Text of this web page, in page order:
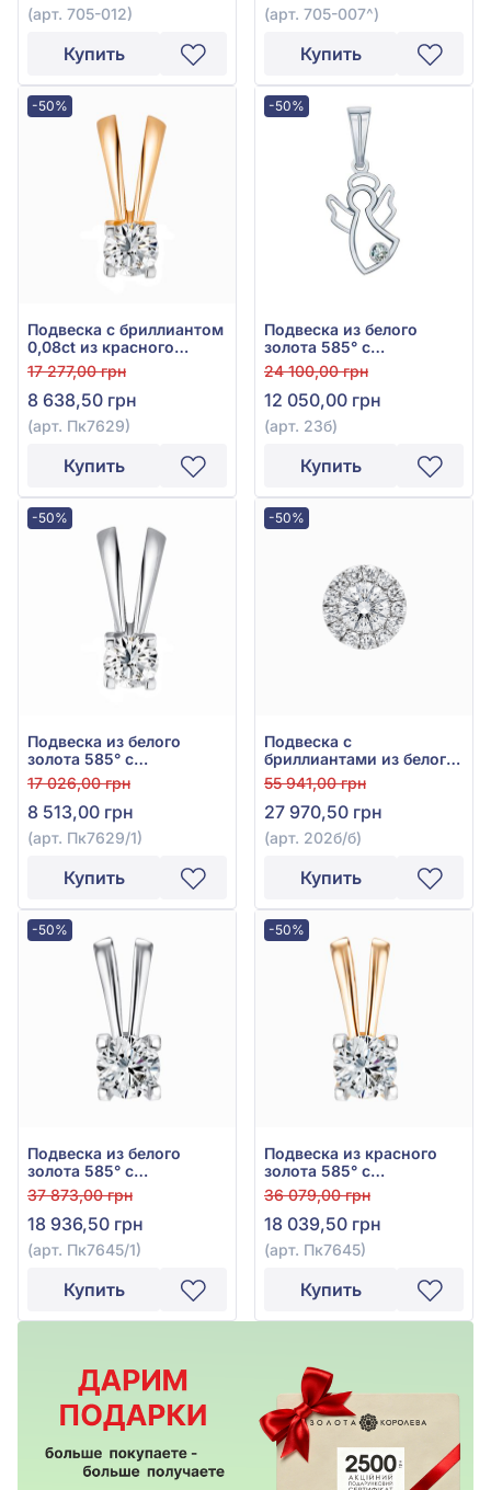
(арт. 705-012)
Купить
(арт. 705-007^)
Купить
-50%
Подвеска с бриллиантом
0,08ct из красного
золота 585°, арт. Пк7629
17 277,00 грн
8 638,50 грн
(арт. Пк7629)
Купить
-50%
Подвеска из белого
золота 585° с
бриллиантом 0,011ct, арт.
23б
24 100,00 грн
12 050,00 грн
(арт. 23б)
Купить
-50%
Подвеска из белого
золота 585° с
бриллиантом 0,08ct, арт.
Пк7629/1
17 026,00 грн
8 513,00 грн
(арт. Пк7629/1)
Купить
-50%
Подвеска с
бриллиантами из белого
золота 585°, Бриллиант
0,265ct, арт. 202б/б
55 941,00 грн
27 970,50 грн
(арт. 202б/б)
Купить
-50%
Подвеска из белого
золота 585° с
бриллиантом 0,19ct, арт.
Пк7645/1
37 873,00 грн
18 936,50 грн
(арт. Пк7645/1)
Купить
-50%
Подвеска из красного
золота 585° с
бриллиантом 0,18ct, арт.
Пк7645
36 079,00 грн
18 039,50 грн
(арт. Пк7645)
Купить